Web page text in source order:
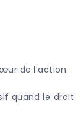
de l’action.
quand le droit